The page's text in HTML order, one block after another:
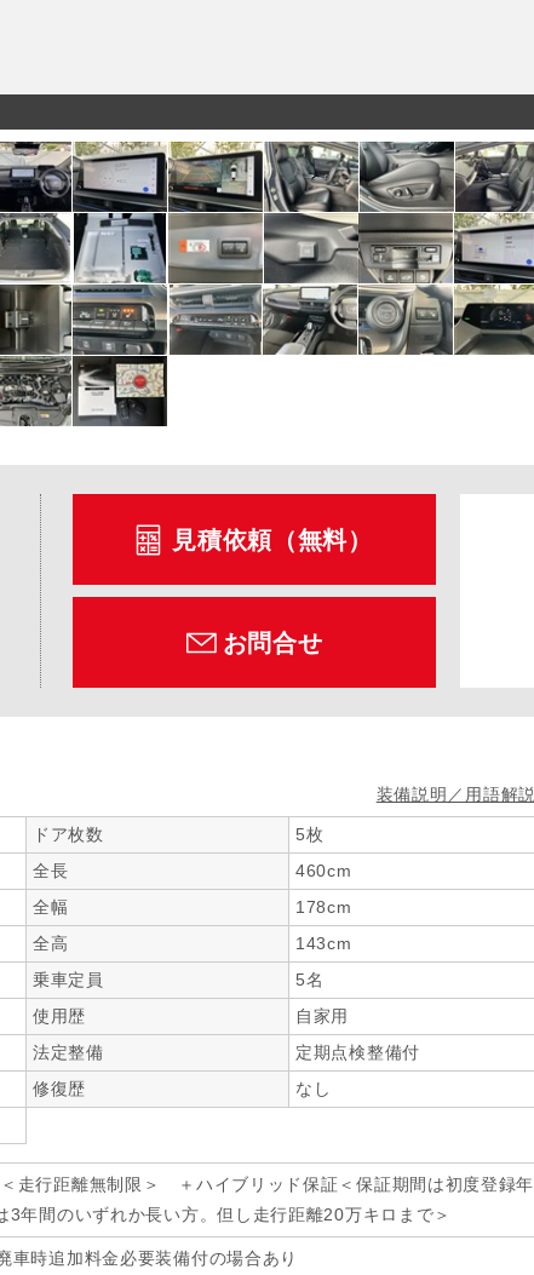
見積依頼（無料）
お問合せ
装備説明／用語解説
ドア枚数
5枚
全長
460cm
全幅
178cm
全高
143cm
乗車定員
5名
使用歴
自家用
法定整備
定期点検整備付
修復歴
なし
走行距離無制限＞ ＋ハイブリッド保証＜保証期間は初度登録年
3年間のいずれか長い方。但し走行距離20万キロまで＞
車時追加料金必要装備付の場合あり